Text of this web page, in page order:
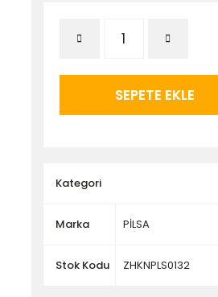
SEPETE EKLE
Kategori
Marka PİLSA
Stok Kodu ZHKNPLS0132